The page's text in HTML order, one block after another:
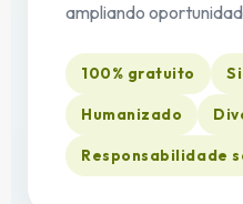
ampliando
100% gratuito
Humanizado
Responsabilidade